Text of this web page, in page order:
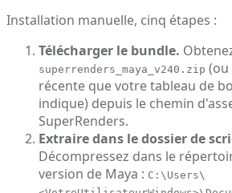
Installation manuelle, cinq étapes :
Télécharger le bundle.
superrenders_maya_v240.zip (ou
récente que votre tableau de
indique) depuis le chemin
SuperRenders.
Extraire dans le dossier de
Décompressez dans le
version de Maya : C:\Users\